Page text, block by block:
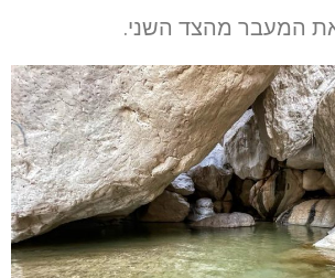
את המעבר מהצד השני.